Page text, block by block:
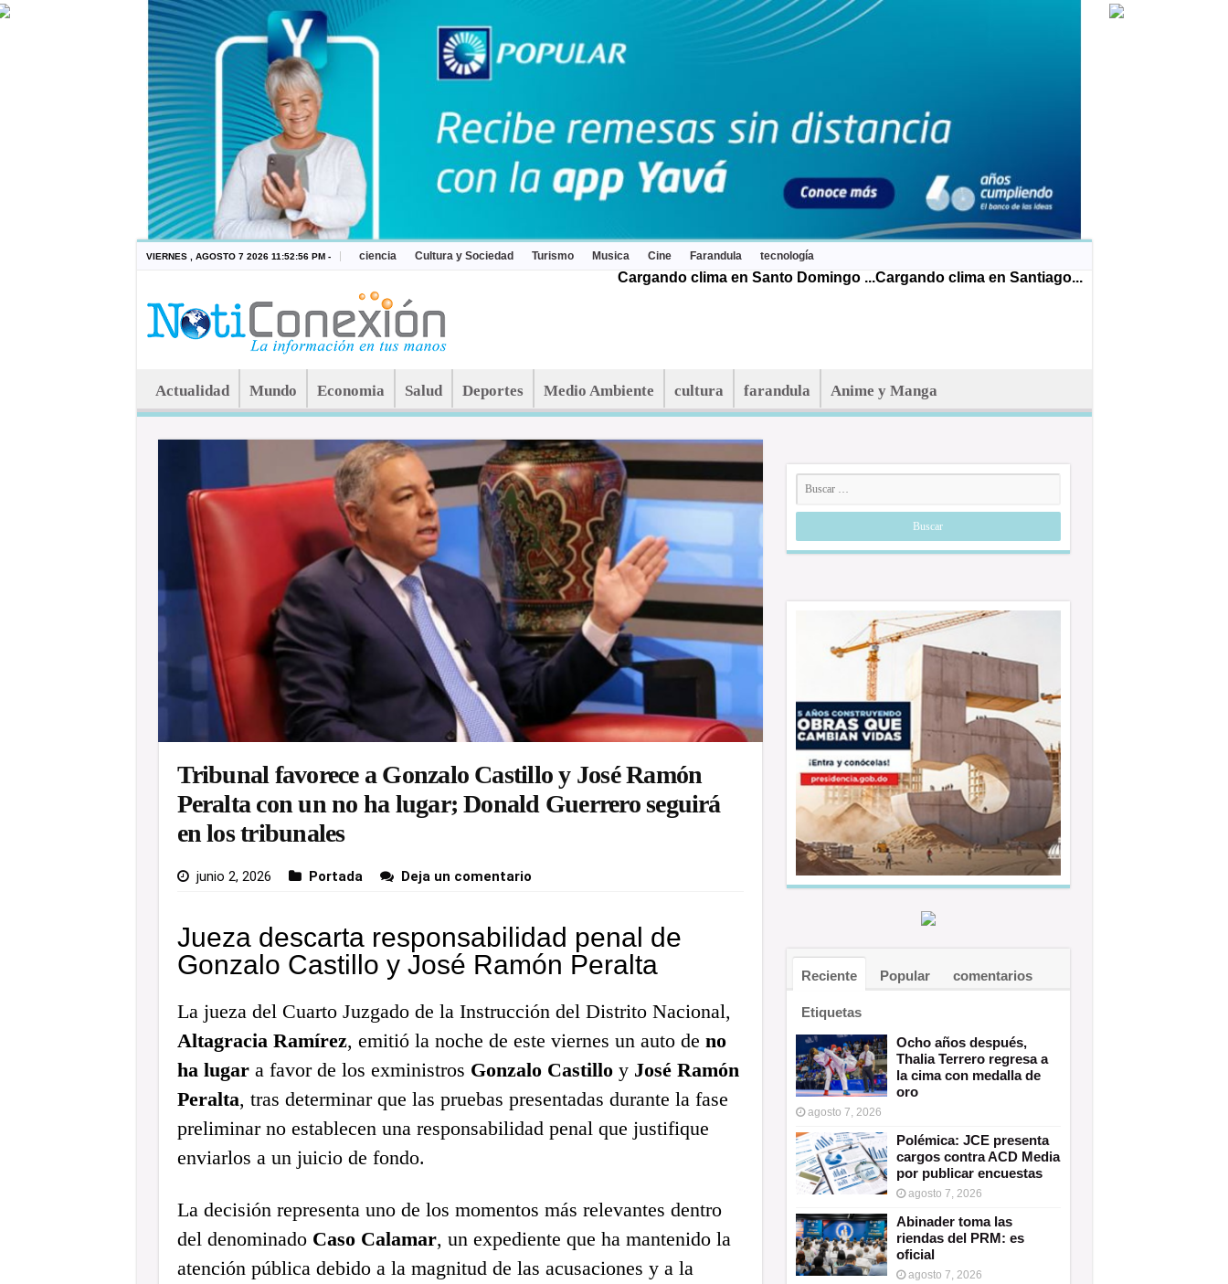
VIERNES , AGOSTO 7 2026 11:52:56 PM - ciencia Cultura y Sociedad Turismo Musica Cine Farandula tecnología
Cargando clima en Santo Domingo ...Cargando clima en Santiago...
Actualidad Mundo Economia Salud Deportes Medio Ambiente cultura farandula Anime y Manga
Tribunal favorece a Gonzalo Castillo y José Ramón
Peralta con un no ha lugar; Donald Guerrero seguirá
en los tribunales
junio 2, 2026 Portada Deja un comentario
Jueza descarta responsabilidad penal de
Gonzalo Castillo y José Ramón Peralta
La jueza del Cuarto Juzgado de la Instrucción del Distrito Nacional,
Altagracia Ramírez, emitió la noche de este viernes un auto de no
ha lugara favor de los exministros Gonzalo Castilloy José Ramón
Peralta, tras determinar que las pruebas presentadas durante la fase
preliminar no establecen una responsabilidad penal que justifique
enviarlos a un juicio de fondo.
La decisión representa uno de los momentos más relevantes dentro
del denominado Caso Calamar, un expediente que ha mantenido la
atención pública debido a la magnitud de las acusaciones y a la
Reciente Popular comentarios
Etiquetas
Ocho años después,
Thalia Terrero regresa a
la cima con medalla de
oro
agosto 7, 2026
Polémica: JCE presenta
cargos contra ACD Media
por publicar encuestas
agosto 7, 2026
Abinader toma las
riendas del PRM: es
oficial
agosto 7, 2026